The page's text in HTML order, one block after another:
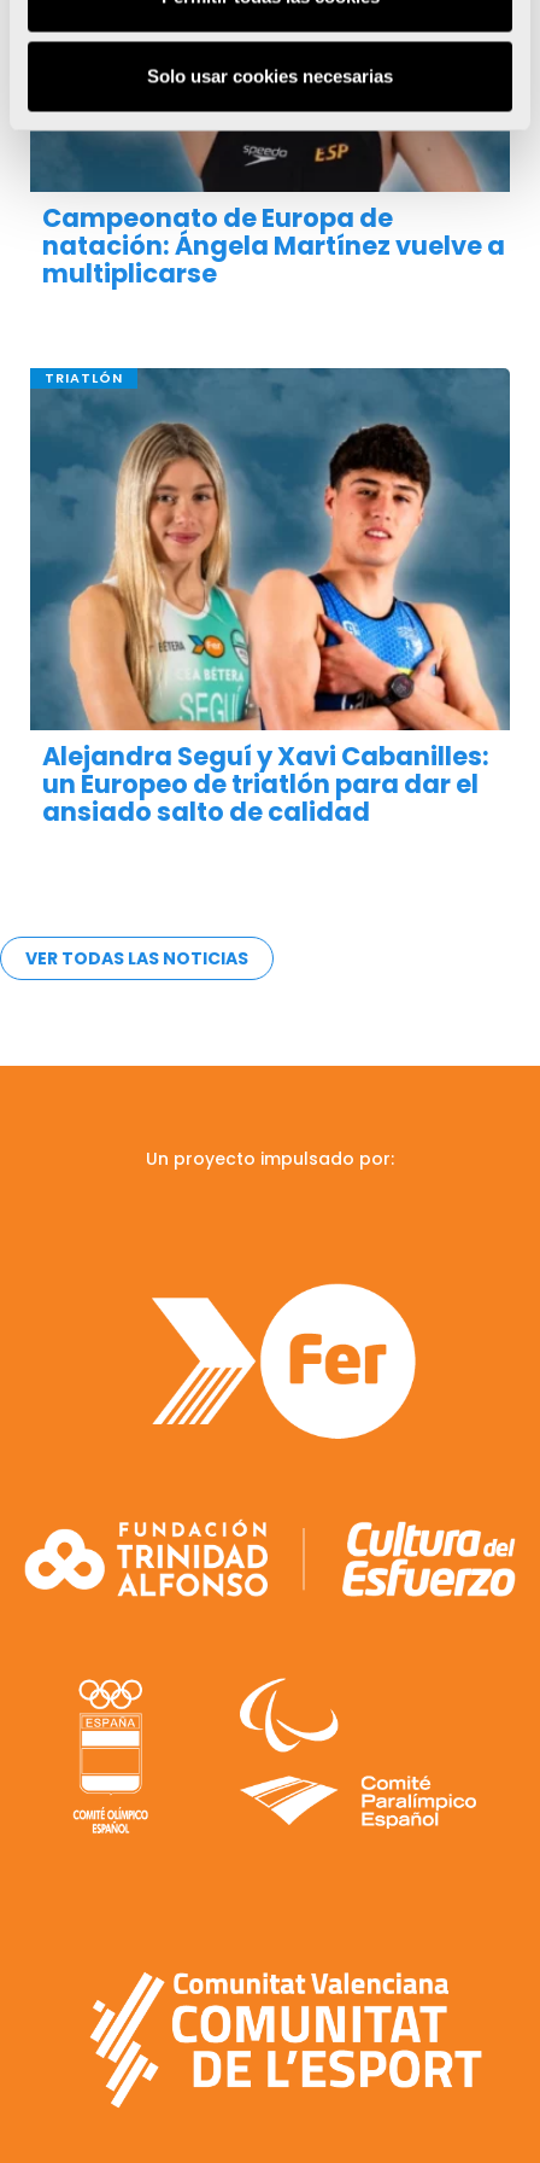
Solo usar cookies necesarias
Campeonato de Europa de
natación: Ángela Martínez vuelve a
multiplicarse
TRIATLÓN
Alejandra Seguí y Xavi Cabanilles:
un Europeo de triatlón para dar el
ansiado salto de calidad
VER TODAS LAS NOTICIAS
Un proyecto impulsado por: